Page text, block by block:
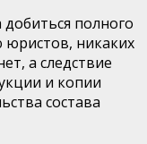
полного
никаких
а следствие
и копии
состава